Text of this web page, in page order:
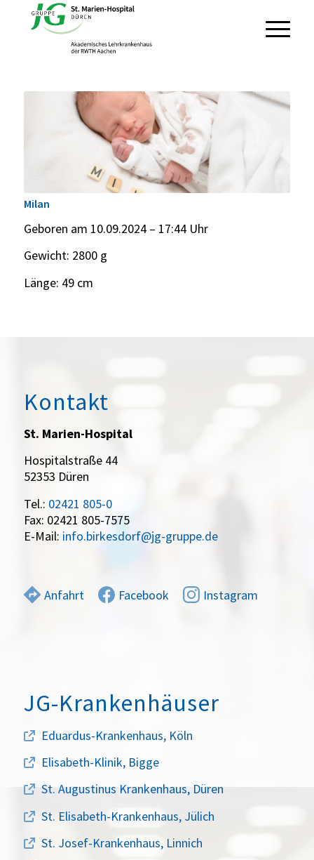
Milan
Geboren am 10.09.2024 – 17:44 Uhr
Gewicht: 2800 g
Länge: 49 cm
Kontakt
St. Marien-Hospital
Hospitalstraße 44
52353 Düren
Tel.: 02421 805-0
Fax: 02421 805-7575
E-Mail: info.birkesdorf@jg-gruppe.de
Anfahrt Facebook Instagram
JG-Krankenhäuser
Eduardus-Krankenhaus, Köln
Elisabeth-Klinik, Bigge
St. Augustinus Krankenhaus, Düren
St. Elisabeth-Krankenhaus, Jülich
St. Josef-Krankenhaus, Linnich